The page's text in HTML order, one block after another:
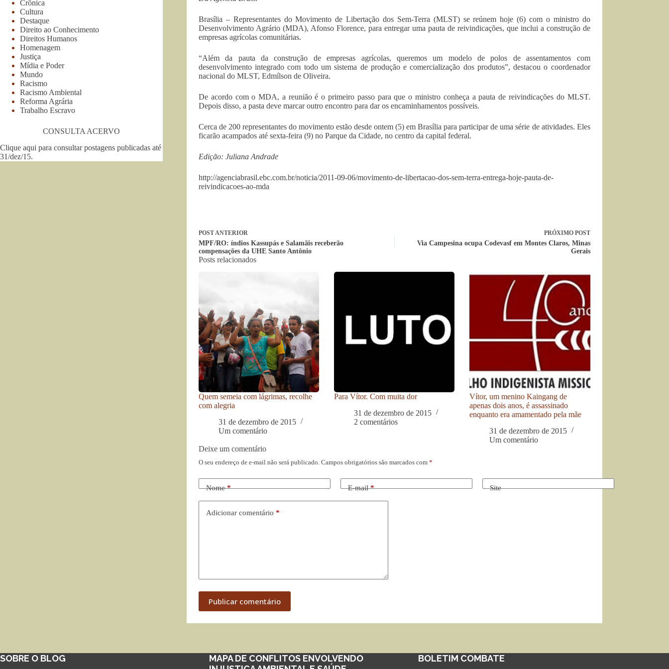
Brasília – Representantes do Movimento de Libertação dos Sem-Terra (MLST) se reúnem hoje (6) com o ministro do
Desenvolvimento Agrário (MDA), Afonso Florence, para entregar uma pauta de reivindicações, que inclui a construção de
empresas agrícolas comunitárias.
“Além da pauta da construção de empresas agrícolas, queremos um modelo de polos de assentamentos com
desenvolvimento integrado com todo um sistema de produção e comercialização dos produtos”, destacou o coordenador
nacional do MLST, Edmílson de Oliveira.
De acordo com o MDA, a reunião é o primeiro passo para que o ministro conheça a pauta de reivindicações do MLST.
Depois disso, a pasta deve marcar outro encontro para dar os encaminhamentos possíveis.
Cerca de 200 representantes do movimento estão desde ontem (5) em Brasília para participar de uma série de atividades. Eles
ficarão acampados até sexta-feira (9) no Parque da Cidade, no centro da capital federal.
Edição: Juliana Andrade
http://agenciabrasil.ebc.com.br/noticia/2011-09-06/movimento-de-libertacao-dos-sem-terra-entrega-hoje-pauta-de-
reivindicacoes-ao-mda
POSTANTERIOR
MPF/RO: índios Kassupás e Salamãis receberão
compensações da UHE Santo Antônio
PRÓXIMO POST
Via Campesina ocupa Codevasf em Montes Claros, Minas
Gerais
Posts relacionados
Quem semeia com lágrimas, recolhe
com alegria
31 de dezembro de 2015
Um comentário
Para Vítor. Com muita dor
31 de dezembro de 2015
2 comentários
Vítor, um menino Kaingang de
apenas dois anos, é assassinado
enquanto era amamentado pela mãe
31 de dezembro de 2015
Um comentário
Deixe um comentário
O seu endereço de e-mail não será publicado. Campos obrigatórios são marcados com *
Nome* E-mail* Site
Adicionar comentário *
Publicar comentário
Crônica
Cultura
Destaque
Direito ao Conhecimento
Direitos Humanos
Homenagem
Justiça
Mídia e Poder
Mundo
Racismo
Racismo Ambiental
Reforma Agrária
Trabalho Escravo
CONSULTA ACERVO
Clique aqui para consultar postagens publicadas até
31/dez/15.
SOBRE O BLOG
MAPA DE CONFLITOS ENVOLVENDO
BOLETIM COMBATE